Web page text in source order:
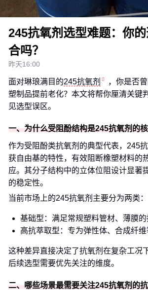
245抗氧剂选型难题：你
合吗？
昨天16:00
面对琳琅满目的245抗氧剂
，你是否
塑制品提前老化？本文将帮你厘清关键
见选型误区。
一、为什么受阻酚结构是245抗氧剂的核
作为受阻酚类抗氧剂的典型代表，245
获自由基的特性，有效阻断橡塑材料的
应。其分子结构中的立体位阻设计显著
的稳定性。
当前市场上的245抗氧剂主要分为两类：
基础型：满足常规塑料管材、薄膜
高抗萃取型：专为弹性体、合成纤
这种差异直接决定了抗氧剂在复杂工况
后续选型需要优先关注的维度。
二、哪些场景最需要关注245抗氧剂的抗